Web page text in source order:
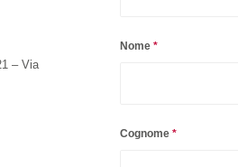
– Via
Nome *
Cognome *